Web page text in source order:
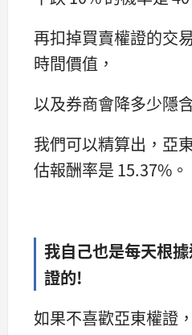
再扣掉買賣權證的交
時間價值，
以及券商會降多少隱
我們可以精算出，亞
估報酬率是 15.37%。
我自己也是每天根
證的!
如果不喜歡亞東權證